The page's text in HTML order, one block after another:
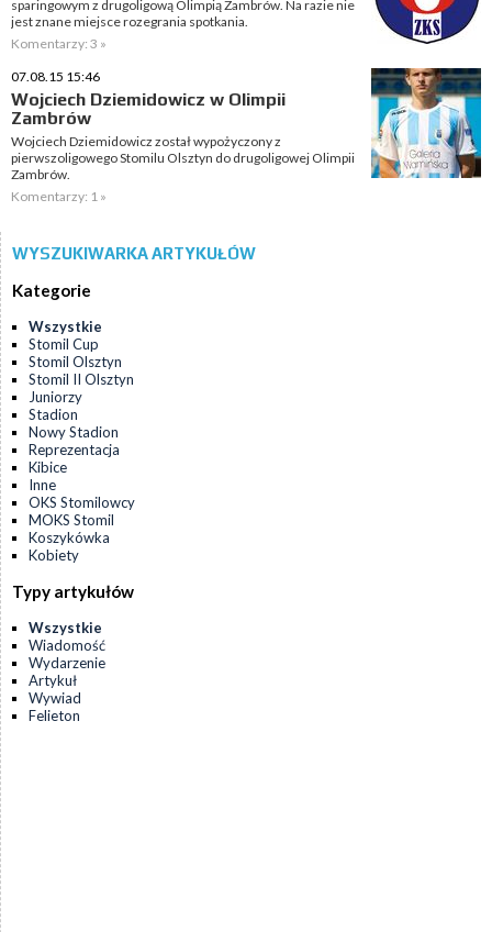
sparingowym z drugoligową Olimpią Zambrów. Na razie nie
jest znane miejsce rozegrania spotkania.
Komentarzy: 3 »
07.08.15 15:46
Wojciech Dziemidowicz w Olimpii
Zambrów
Wojciech Dziemidowicz został wypożyczony z
pierwszoligowego Stomilu Olsztyn do drugoligowej Olimpii
Zambrów.
Komentarzy: 1 »
WYSZUKIWARKA ARTYKUŁÓW
Kategorie
Wszystkie
Stomil Cup
Stomil Olsztyn
Stomil II Olsztyn
Juniorzy
Stadion
Nowy Stadion
Reprezentacja
Kibice
Inne
OKS Stomilowcy
MOKS Stomil
Koszykówka
Kobiety
Typy artykułów
Wszystkie
Wiadomość
Wydarzenie
Artykuł
Wywiad
Felieton